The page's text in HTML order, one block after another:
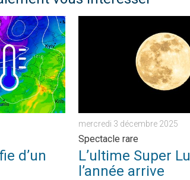
samedi. Air polaire. . . vendredi 21
d’un
L’ultime Super Lune de
mercredi 3 décembre 2025
Spectacle rare
L’ultime Super
l’année arrive